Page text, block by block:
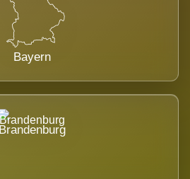
Bayern
Brandenburg